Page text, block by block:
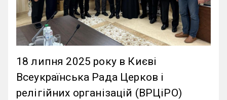
18 липня 2025 року в Києві
Всеукраїнська Рада Церков і
релігійних організацій (ВРЦіРО)